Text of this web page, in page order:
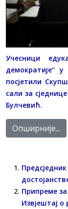
Учесници
демократије“
посјетили
сали за
Булчевић.
Опширније...
Припреме
Извјештај